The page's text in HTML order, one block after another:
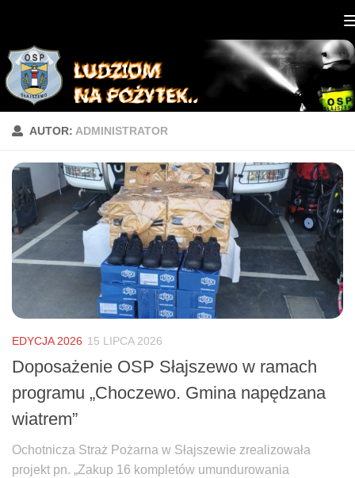
AUTOR: ADMINISTRATOR
EDYCJA 2026 15 LIPCA 2026
Doposażenie OSP Słajszewo w ramach
programu „Choczewo. Gmina napędzana
wiatrem”
Ochotnicza Straż Pożarna w Słajszewie zrealizowała
projekt pn. „Zakup 16 kompletów umundurowania